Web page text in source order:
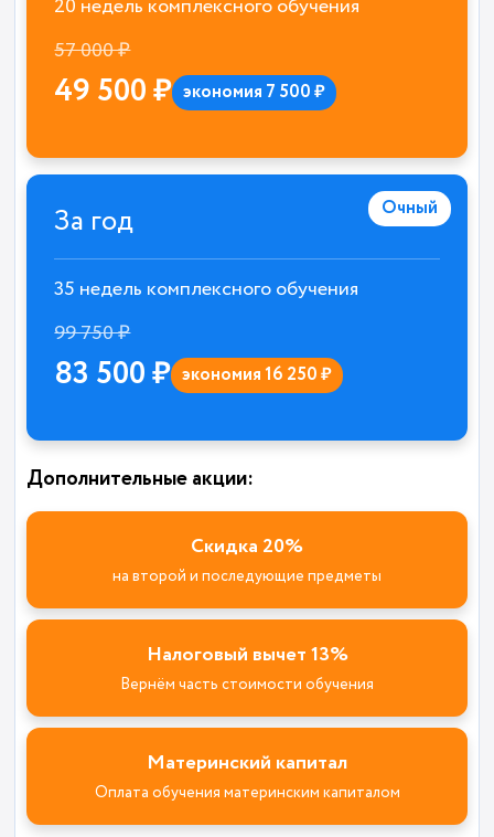
20 недель комплексного обучения
57 000 ₽
49 500 ₽ экономия 7 500 ₽
Очный
За год
35 недель комплексного обучения
99 750 ₽
83 500 ₽ экономия 16 250 ₽
Дополнительные акции:
Скидка 20%
на второй и последующие предметы
Налоговый вычет 13%
Вернём часть стоимости обучения
Материнский капитал
Оплата обучения материнским капиталом